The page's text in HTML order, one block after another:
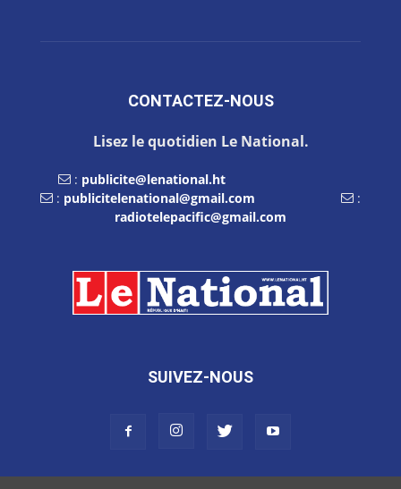
CONTACTEZ-NOUS
Lisez le quotidien Le National.
: publicite@lenational.ht
: publicitelenational@gmail.com
:
radiotelepacific@gmail.com
SUIVEZ-NOUS